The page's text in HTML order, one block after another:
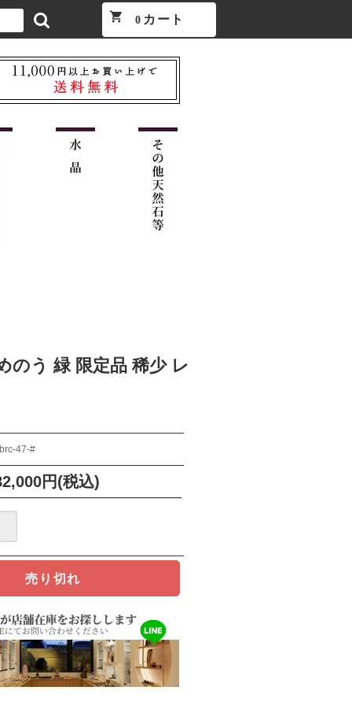
shopping_cart 0 カート
のう 緑 限定品 稀少 レ
47-#
円(税込)